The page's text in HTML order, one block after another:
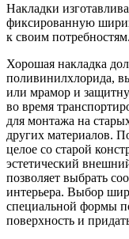
Накладки
фиксированную
к своим потребностям.
Хорошая накладка
поливинилхлорида,
или мрамор и
во время
для монтажа на
других материалов.
целое со старой
эстетический
позволяет выбрать
интерьера. Выбор
специальной формы
поверхность и